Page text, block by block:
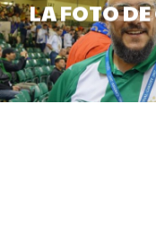
LA FOTO